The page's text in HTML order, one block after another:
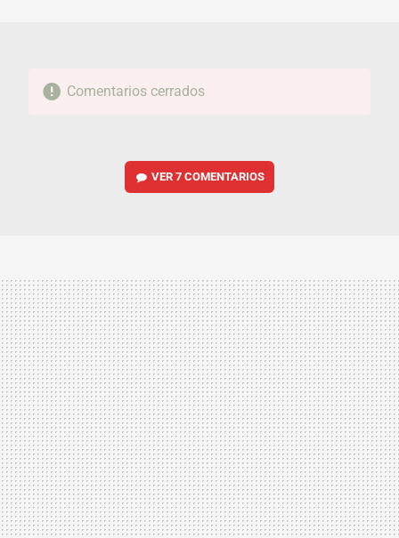
Comentarios cerrados
VER7 COMENTARIOS